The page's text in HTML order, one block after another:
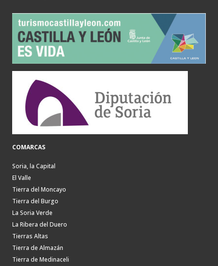
COMARCAS
Soria, la Capital
El Valle
Tierra del Moncayo
Tierra del Burgo
La Soria Verde
La Ribera del Duero
Tierras Altas
Tierra de Almazán
Tierra de Medinaceli